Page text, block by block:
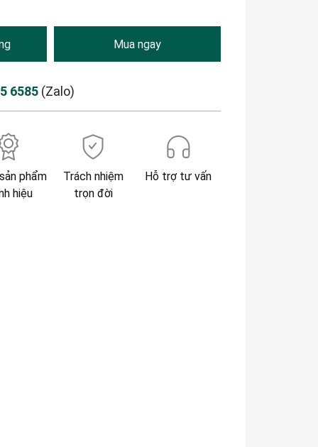
Mua ngay
6585 (Zalo)
phẩm
hiệu
Trách nhiệm
trọn đời
Hỗ trợ tư vấn